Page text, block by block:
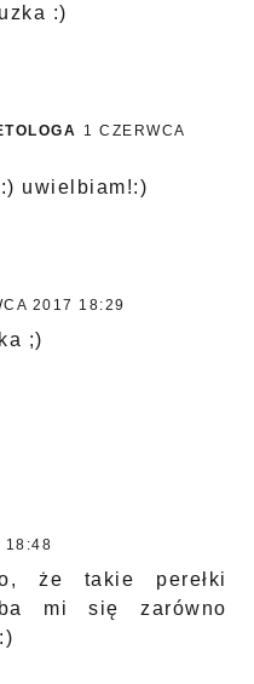
:)
1 CZERWCA
uwielbiam!:)
2017 18:29
;)
18:48
że takie perełki
mi się zarówno